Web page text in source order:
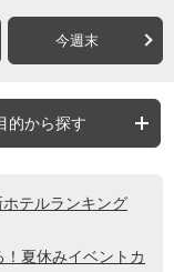
今週末
的から探す
テルランキング
！夏休みイベントカ